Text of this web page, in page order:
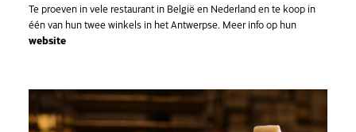
Te proeven in vele restaurant in België en Nederland en te koop in
één van hun twee winkels in het Antwerpse. Meer info op hun
website